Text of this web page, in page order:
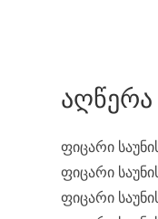
ᲐᲦᲬᲔᲠᲐ
ფიცარი
ფიცარი
ფიცარი